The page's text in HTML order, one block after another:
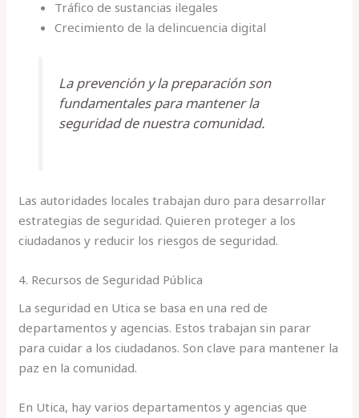
Tráfico de sustancias ilegales
Crecimiento de la delincuencia digital
La prevención y la preparación son
fundamentales para mantener la
seguridad de nuestra comunidad.
Las autoridades locales trabajan duro para desarrollar
estrategias de seguridad. Quieren proteger a los
ciudadanos y reducir los riesgos de seguridad.
4. Recursos de Seguridad Pública
La seguridad en Utica se basa en una red de
departamentos y agencias. Estos trabajan sin parar
para cuidar a los ciudadanos. Son clave para mantener la
paz en la comunidad.
En Utica, hay varios departamentos y agencias que